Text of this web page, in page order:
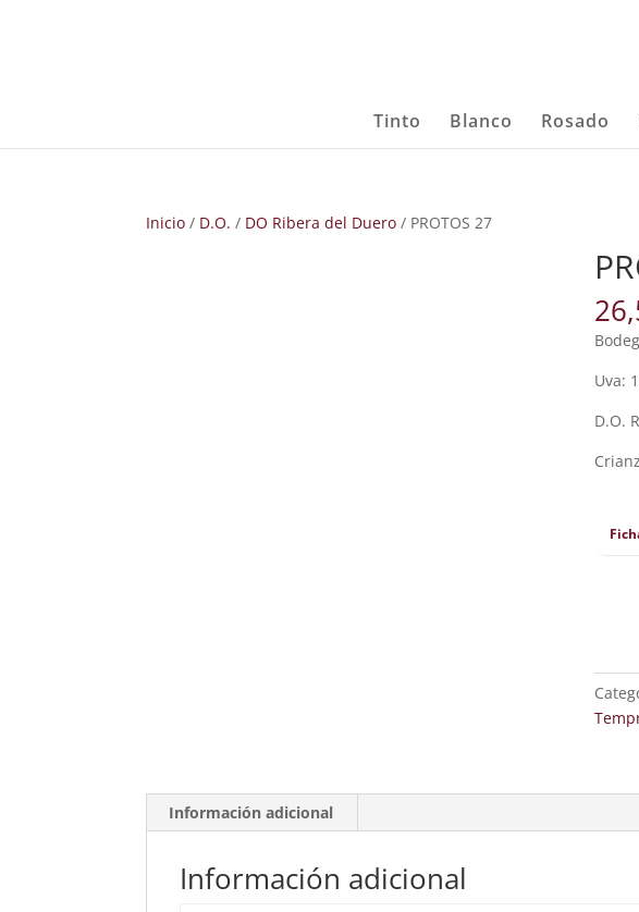
Tinto Blanco Rosado
Inicio / D.O. / DO Ribera del Duero / PROTOS 27
Uva:
D.O.
Información adicional
Información adicional